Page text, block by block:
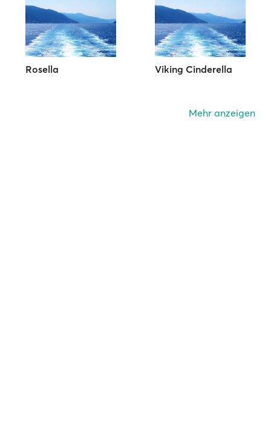
Rosella Viking Cinderella
Mehr anzeigen